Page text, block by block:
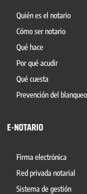
Quién es el notario
Cómo ser notario
Qué hace
Por qué acudir
Qué cuesta
Prevención del
E-NOTARIO
Firma electrónica
Red privada notarial
Sistema de gestión